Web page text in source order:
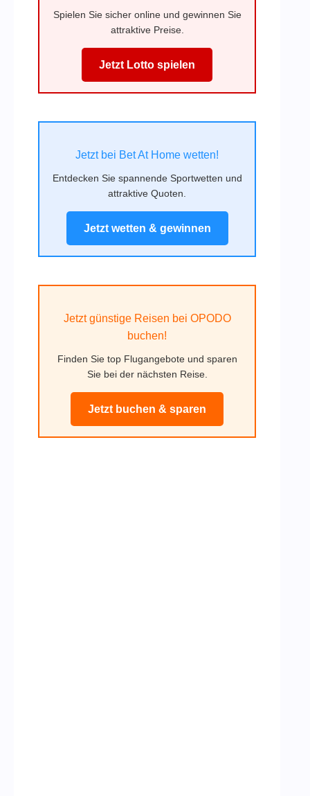
Spielen Sie sicher online und gewinnen Sie
attraktive Preise.
Jetzt Lotto spielen
Jetzt bei Bet At Home wetten!
Entdecken Sie spannende Sportwetten und
attraktive Quoten.
Jetzt wetten & gewinnen
Jetzt günstige Reisen bei OPODO
buchen!
Finden Sie top Flugangebote und sparen
Sie bei der nächsten Reise.
Jetzt buchen & sparen